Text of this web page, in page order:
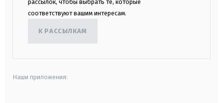
рассылок, чтобы выбрать те, которые
соответствуют вашим интересам.
К РАССЫЛКАМ
Наши приложения: